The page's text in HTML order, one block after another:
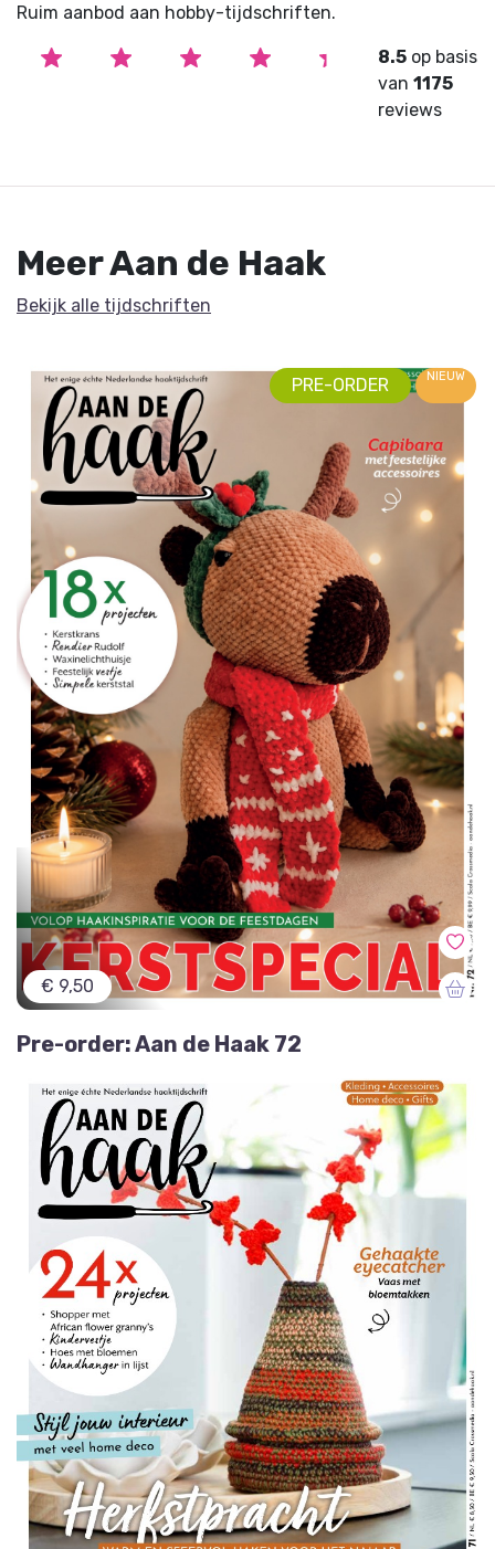
Ruim aanbod aan hobby-tijdschriften.
8.5 op basis
van1175
reviews
Meer Aan de Haak
Bekijk alle tijdschriften
PRE-ORDER NIEUW
€ 9,50
Pre-order: Aan de Haak 72